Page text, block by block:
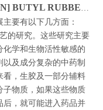
[TECHNOLOGY INFORMATION] BUTYL RUBBER PLUG INDUSTRY EXPANDING SCIENTIFIC RESEARCH FIELD
要有以下几方面：
的研究。这些研究主要
学和生物活性敏感的
及成分复杂的中药制
看，生胶及一部分辅料
子物质，如果这些物质
后，就可能进入药品并